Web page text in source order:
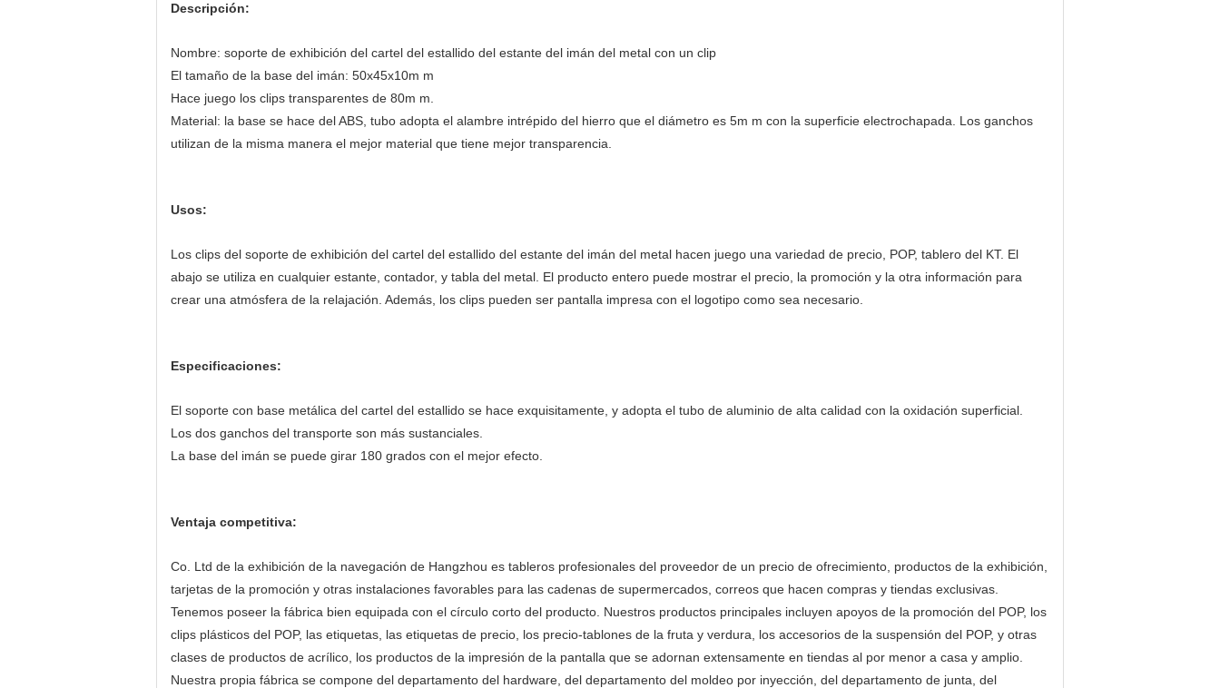
Descripción:
Nombre: soporte de exhibición del cartel del estallido del estante del imán del metal con un clip
El tamaño de la base del imán: 50x45x10m m
Hace juego los clips transparentes de 80m m.
Material: la base se hace del ABS, tubo adopta el alambre intrépido del hierro que el diámetro es 5m m con la superficie electrochapada. Los ganchos
utilizan de la misma manera el mejor material que tiene mejor transparencia.
Usos:
Los clips del soporte de exhibición del cartel del estallido del estante del imán del metal hacen juego una variedad de precio, POP, tablero del KT. El
abajo se utiliza en cualquier estante, contador, y tabla del metal. El producto entero puede mostrar el precio, la promoción y la otra información para
crear una atmósfera de la relajación. Además, los clips pueden ser pantalla impresa con el logotipo como sea necesario.
Especificaciones:
El soporte con base metálica del cartel del estallido se hace exquisitamente, y adopta el tubo de aluminio de alta calidad con la oxidación superficial.
Los dos ganchos del transporte son más sustanciales.
La base del imán se puede girar 180 grados con el mejor efecto.
Ventaja competitiva:
Co. Ltd de la exhibición de la navegación de Hangzhou es tableros profesionales del proveedor de un precio de ofrecimiento, productos de la exhibición,
tarjetas de la promoción y otras instalaciones favorables para las cadenas de supermercados, correos que hacen compras y tiendas exclusivas.
Tenemos poseer la fábrica bien equipada con el círculo corto del producto. Nuestros productos principales incluyen apoyos de la promoción del POP, los
clips plásticos del POP, las etiquetas, las etiquetas de precio, los precio-tablones de la fruta y verdura, los accesorios de la suspensión del POP, y otras
clases de productos de acrílico, los productos de la impresión de la pantalla que se adornan extensamente en tiendas al por menor a casa y amplio.
Nuestra propia fábrica se compone del departamento del hardware, del departamento del moldeo por inyección, del departamento de junta, del